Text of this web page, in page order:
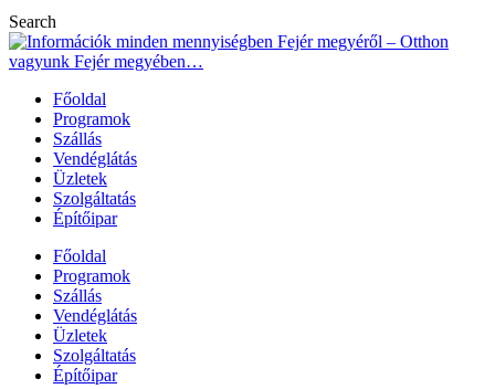
Search
Főoldal
Programok
Szállás
Vendéglátás
Üzletek
Szolgáltatás
Építőipar
Főoldal
Programok
Szállás
Vendéglátás
Üzletek
Szolgáltatás
Építőipar